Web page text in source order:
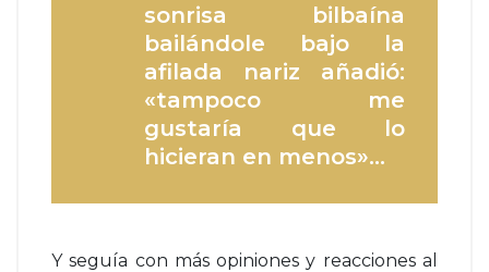
sonrisa bilbaína
bailándole bajo la
afilada nariz añadió:
«tampoco me
gustaría que lo
hicieran en menos»…
Y seguía con más opiniones y reacciones al